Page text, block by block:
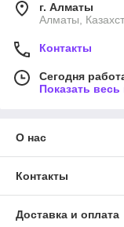
г. Алматы
Алматы,
Контакты
Сегодня
Показать
О нас
Контакты
Доставка и оплата